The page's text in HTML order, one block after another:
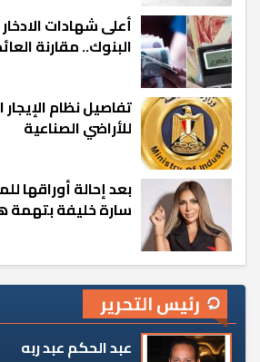
أعلى شهادات
البنوك.. مقارنة
تفاصيل نظام
للأراضي الصناعية
بعد إحالة أوراقها
سارة خليفة
رئيس التحرير
عبد الحكم عبد ربه